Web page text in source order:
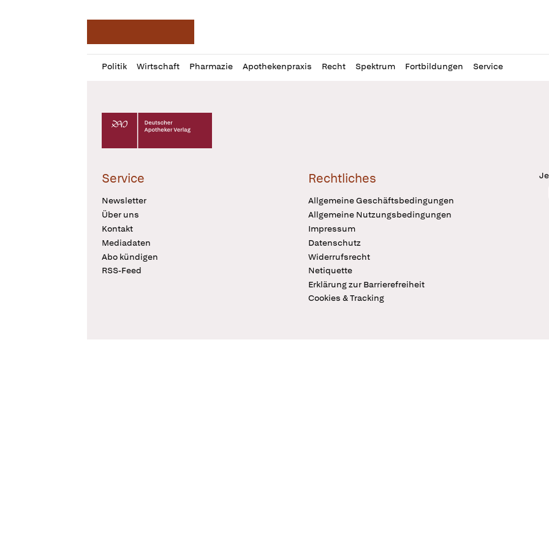
Politik Wirtschaft Pharmazie Apothekenpraxis Recht Spektrum Fortbildungen Service
Profil
öffnen
Daz
Pur
Deutscher Apotheker Verlag Logo
Service
Newsletter
Über uns
Kontakt
Mediadaten
Abo kündigen
RSS-Feed
Rechtliches
Allgemeine Geschäftsbedingungen
Allgemeine Nutzungsbedingungen
Impressum
Datenschutz
Widerrufsrecht
Netiquette
Erklärung zur Barrierefreiheit
Cookies & Tracking